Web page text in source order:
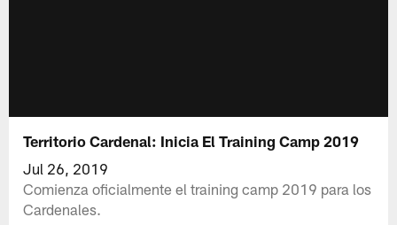
Territorio Cardenal: Inicia El Training Camp 2019
Jul 26, 2019
Comienza oficialmente el training camp 2019 para los
Cardenales.